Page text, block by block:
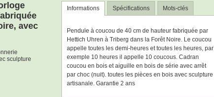
avec
sculpture
Informations Spécifications Mots-clés
Pendule à coucou de 40 cm de hauteur fabriquée par
Hettich Uhren à Triberg dans la Forêt Noire. Le coucou
appelle toutes les demi-heures et toutes les heures, par
exemple 10 heures il appelle 10 coucous. Cadran
coucou en bois et aiguille en bois de série avec arrêt
par choc (nuit). toutes les pièces en bois avec sculpture
artisanale. Garantie 2 ans